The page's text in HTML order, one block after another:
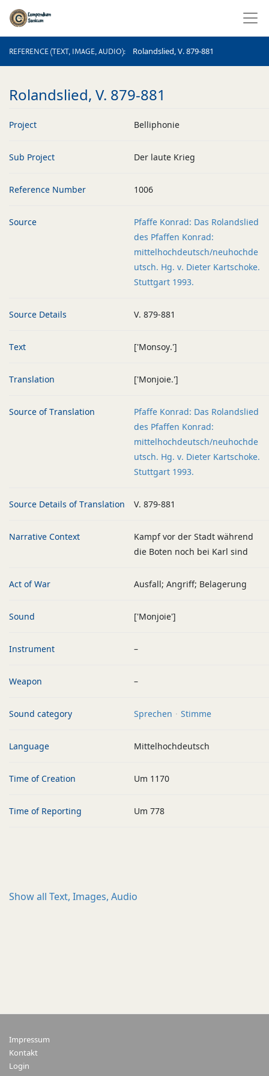
REFERENCE (TEXT, IMAGE, AUDIO) Rolandslied, V. 879-881
REFERENCE (TEXT, IMAGE, AUDIO)
Rolandslied, V. 879-881
Project Belliphonie
Sub Project Der laute Krieg
Reference Number 1006
Source
Pfaffe Konrad: Das Rolandslied
des Pfaffen Konrad:
mittelhochdeutsch/neuhochde
utsch. Hg. v. Dieter Kartschoke.
Stuttgart 1993.
Source Details V. 879-881
Text ['Monsoy.']
Translation ['Monjoie.']
Source of Translation
Pfaffe Konrad: Das Rolandslied
des Pfaffen Konrad:
mittelhochdeutsch/neuhochde
utsch. Hg. v. Dieter Kartschoke.
Stuttgart 1993.
Source Details of Translation V. 879-881
Narrative Context
Kampf vor der Stadt während
die Boten noch bei Karl sind
Act of War Ausfall; Angriff; Belagerung
Sound ['Monjoie']
Instrument –
Weapon –
Sound category Sprechen Stimme
Language Mittelhochdeutsch
Time of Creation Um 1170
Time of Reporting Um 778
Show all Text, Images, Audio
Impressum
Kontakt
Login